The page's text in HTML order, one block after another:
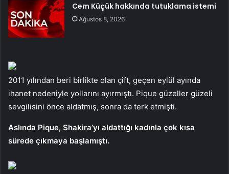
Cem Küçük hakkında tutuklama istemi
Ağustos 8, 2026
2011 yılından beri birlikte olan çift, geçen eylül ayında
ihanet nedeniyle yollarını ayırmıştı. Pique güzeller güzeli
sevgilisini önce aldatmış, sonra da terk etmişti.
Aslında Pique, Shakira’yı aldattığı kadınla çok kısa
sürede çıkmaya başlamıştı.